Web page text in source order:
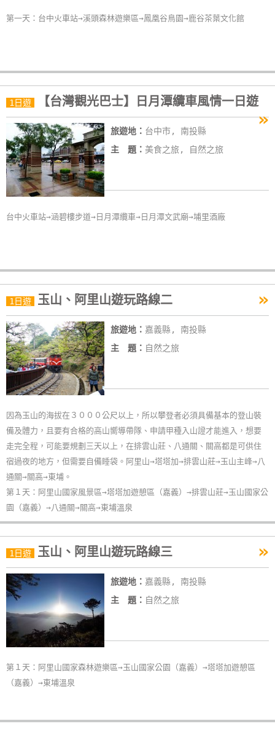
利
訂
房
Q&A
國
旅
卡
房
據
合
作
提
飯
店
合
作
廠
商
合
作
旅
伴
劃
商
傳
第一天：台中火車站→溪頭森林遊樂區→鳳凰谷鳥園→鹿谷茶葉文化館
1日遊 【台灣觀光巴士】日月潭纜車風情一日遊
»
旅遊地： 台中市, 南投縣
主 題： 美食之旅, 自然之旅
台中火車站→涵碧樓步道→日月潭纜車→日月潭文武廟→埔里酒廠
1日遊 玉山、阿里山遊玩路線二 »
旅遊地： 嘉義縣, 南投縣
主 題： 自然之旅
因為玉山的海拔在３０００公尺以上，所以攀登者必須具備基本的登山裝
備及體力，且要有合格的高山嚮導帶隊、申請甲種入山證才能進入，想要
走完全程，可能要規劃三天以上，在排雲山莊、八通關、關高都是可供住
宿過夜的地方，但需要自備睡袋。阿里山→塔塔加→排雲山莊→玉山主峰→八
通關→關高→東埔。
第１天：阿里山國家風景區→塔塔加遊憩區（嘉義）→排雲山莊→玉山國家公
園（嘉義）→八通關→關高→東埔溫泉
1日遊 玉山、阿里山遊玩路線三 »
旅遊地： 嘉義縣, 南投縣
主 題： 自然之旅
第１天：阿里山國家森林遊樂區→玉山國家公園（嘉義）→塔塔加遊憩區
（嘉義）→東埔溫泉